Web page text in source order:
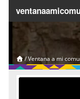
/Ventana a mi